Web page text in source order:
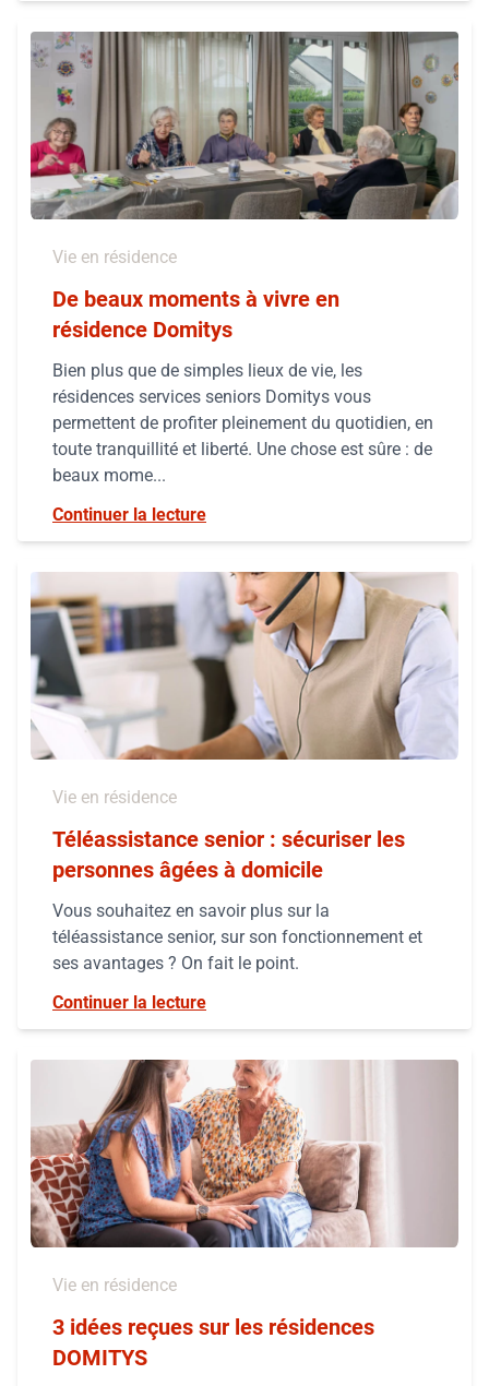
Vie en résidence
De beaux moments à vivre en
résidence Domitys
Bien plus que de simples lieux de vie, les
résidences services seniors Domitys vous
permettent de profiter pleinement du quotidien, en
toute tranquillité et liberté. Une chose est sûre : de
beaux mome...
Continuer la lecture
Vie en résidence
Téléassistance senior : sécuriser les
personnes âgées à domicile
Vous souhaitez en savoir plus sur la
téléassistance senior, sur son fonctionnement et
ses avantages ? On fait le point.
Continuer la lecture
Vie en résidence
3 idées reçues sur les résidences
DOMITYS